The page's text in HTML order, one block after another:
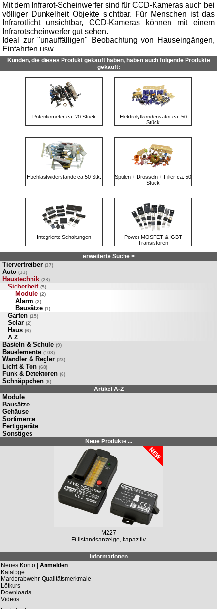
Mit dem Infrarot-Scheinwerfer sind für CCD-Kameras auch bei
völliger Dunkelheit Objekte sichtbar. Für Menschen ist das
Infrarotlicht unsichtbar, CCD-Kameras können mit einem
Infrarotscheinwerfer gut sehen.
Ideal zur "unauffälligen" Beobachtung von Hauseingängen,
Einfahrten usw.
Kunden, die dieses Produkt gekauft haben, haben auch folgende Produkte
gekauft:
Potentiometer ca. 20 Stück
Elektrolytkondensator ca. 50
Stück
Hochlastwiderstände ca 50 Stk.
Spulen + Drosseln + Filter ca. 50
Stück
Integrierte Schaltungen
Power MOSFET & IGBT
Transistoren
erweiterte Suche >
Tiervertreiber (37)
Auto (33)
Haustechnik (28)
Sicherheit (5)
Module (2)
Alarm (2)
Bausätze (1)
Garten (15)
Solar (2)
Haus (6)
A-Z
Basteln & Schule (9)
Bauelemente (108)
Wandler & Regler (28)
Licht & Ton (68)
Funk & Detektoren (6)
Schnäppchen (6)
Artikel A-Z
Module
Bausätze
Gehäuse
Sortimente
Fertiggeräte
Sonstiges
Neue Produkte ...
M227
Füllstandsanzeige, kapazitiv
Informationen
Neues Konto | Anmelden
Kataloge
Marderabwehr-Qualitätsmerkmale
Lötkurs
Downloads
Videos